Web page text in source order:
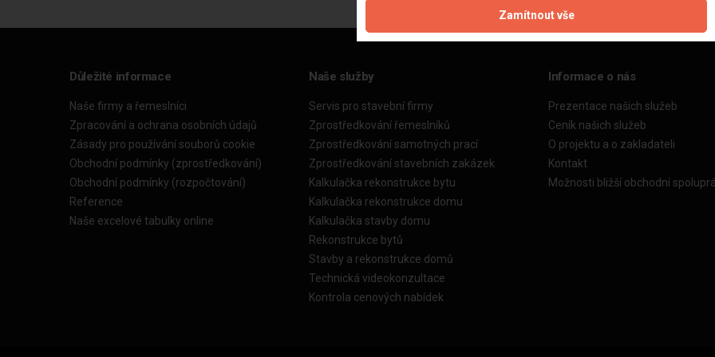
Důležité informace
Naše firmy a řemeslníci
Zpracování a ochrana osobních údajů
Zásady pro používání souborů cookie
Obchodní podmínky (zprostředkování)
Obchodní podmínky (rozpočtování)
Reference
Naše excelové tabulky online
Naše služby
Servis pro stavební firmy
Zprostředkování řemeslníků
Zprostředkování samotných prací
Zprostředkování stavebních zakázek
Kalkulačka rekonstrukce bytu
Kalkulačka rekonstrukce domu
Kalkulačka stavby domu
Rekonstrukce bytů
Stavby a rekonstrukce domů
Technická videokonzultace
Kontrola cenových nabídek
Informace o nás
Prezentace našich služeb
Ceník našich služeb
O projektu a o zakladateli
Kontakt
Možnosti bližší obchodní
Zamítnout vše